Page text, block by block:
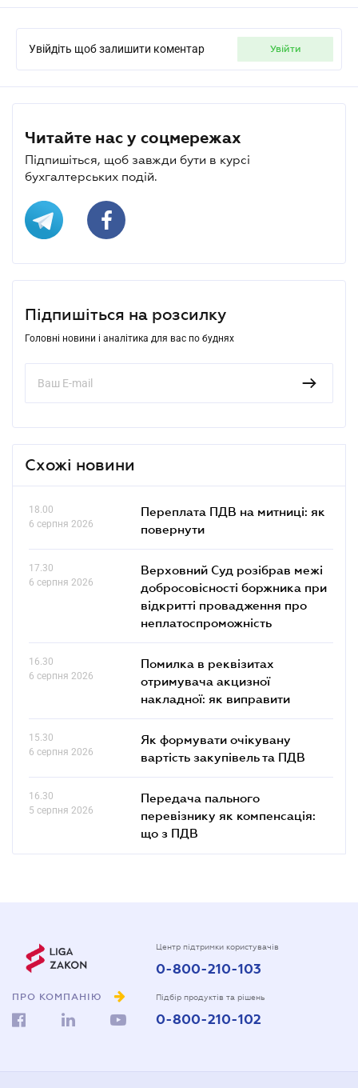
Увійдіть щоб залишити коментар увійти
Читайте нас у соцмережах
Підпишіться, щоб завжди бути в курсі
бухгалтерських подій.
Підпишіться на розсилку
Головні новини і аналітика для вас по буднях
Схожі новини
18.00
6 серпня 2026
Переплата ПДВ на митниці: як
повернути
17.30
6 серпня 2026
Верховний Суд розібрав межі
добросовісності боржника при
відкритті провадження про
неплатоспроможність
16.30
6 серпня 2026
Помилка в реквізитах
отримувача акцизної
накладної: як виправити
15.30
6 серпня 2026
Як формувати очікувану
вартість закупівель та ПДВ
16.30
5 серпня 2026
Передача пального
перевізнику як компенсація:
що з ПДВ
ПРО КОМПАНІЮ
Центр підтримки користувачів
0-800-210-103
Підбір продуктів та рішень
0-800-210-102